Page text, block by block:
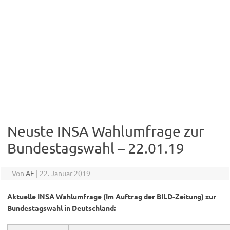
Neuste INSA Wahlumfrage zur
Bundestagswahl – 22.01.19
Von AF | 22. Januar 2019
Aktuelle INSA Wahlumfrage (Im Auftrag der BILD-Zeitung) zur
Bundestagswahl in Deutschland: